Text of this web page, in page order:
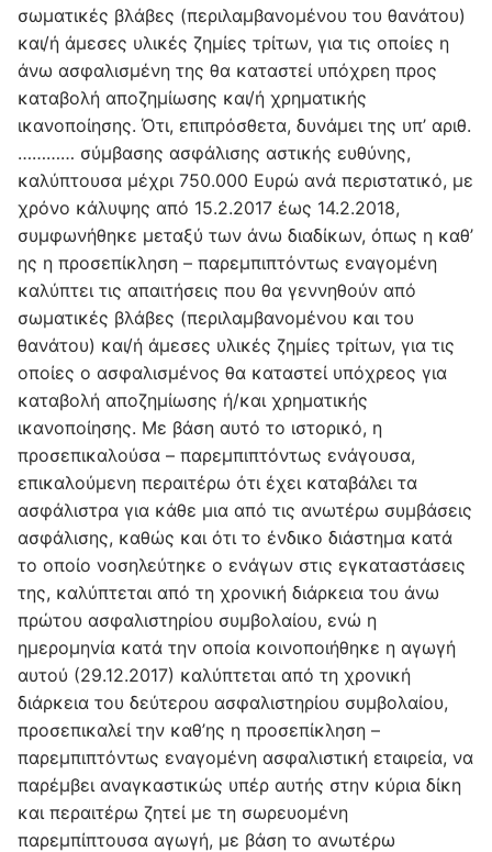
σωματικές βλάβες (περιλαμβανομένου του θανάτου)
και/ή άμεσες υλικές ζημίες τρίτων, για τις οποίες η
άνω ασφαλισμένη της θα καταστεί υπόχρεη προς
καταβολή αποζημίωσης και/ή χρηματικής
ικανοποίησης. Ότι, επιπρόσθετα, δυνάμει της υπ’ αριθ.
………… σύμβασης ασφάλισης αστικής ευθύνης,
καλύπτουσα μέχρι 750.000 Ευρώ ανά περιστατικό, με
χρόνο κάλυψης από 15.2.2017 έως 14.2.2018,
συμφωνήθηκε μεταξύ των άνω διαδίκων, όπως η καθ’
ης η προσεπίκληση – παρεμπιπτόντως εναγομένη
καλύπτει τις απαιτήσεις που θα γεννηθούν από
σωματικές βλάβες (περιλαμβανομένου και του
θανάτου) και/ή άμεσες υλικές ζημίες τρίτων, για τις
οποίες ο ασφαλισμένος θα καταστεί υπόχρεος για
καταβολή αποζημίωσης ή/και χρηματικής
ικανοποίησης. Με βάση αυτό το ιστορικό, η
προσεπικαλούσα – παρεμπιπτόντως ενάγουσα,
επικαλούμενη περαιτέρω ότι έχει καταβάλει τα
ασφάλιστρα για κάθε μια από τις ανωτέρω συμβάσεις
ασφάλισης, καθώς και ότι το ένδικο διάστημα κατά
το οποίο νοσηλεύτηκε ο ενάγων στις εγκαταστάσεις
της, καλύπτεται από τη χρονική διάρκεια του άνω
πρώτου ασφαλιστηρίου συμβολαίου, ενώ η
ημερομηνία κατά την οποία κοινοποιήθηκε η αγωγή
αυτού (29.12.2017) καλύπτεται από τη χρονική
διάρκεια του δεύτερου ασφαλιστηρίου συμβολαίου,
προσεπικαλεί την καθ’ης η προσεπίκληση –
παρεμπιπτόντως εναγομένη ασφαλιστική εταιρεία, να
παρέμβει αναγκαστικώς υπέρ αυτής στην κύρια δίκη
και περαιτέρω ζητεί με τη σωρευομένη
παρεμπίπτουσα αγωγή, με βάση το ανωτέρω